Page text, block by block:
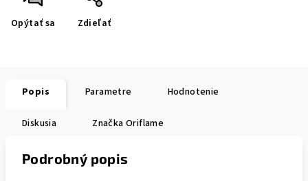
Opýtať sa Zdieľať
Popis Parametre Hodnotenie
Diskusia Značka Oriflame
Podrobný popis